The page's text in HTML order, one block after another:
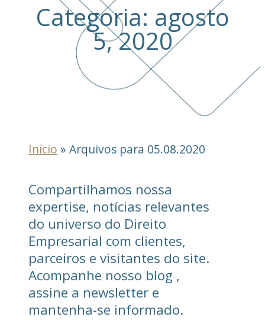
Categoria: agosto
5, 2020
Início » Arquivos para 05.08.2020
Compartilhamos nossa
expertise, notícias relevantes
do universo do Direito
Empresarial com clientes,
parceiros e visitantes do site.
Acompanhe nosso blog ,
assine a newsletter e
mantenha-se informado.